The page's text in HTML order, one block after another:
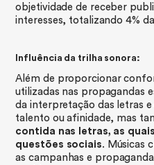
objetividade de receber
interesses, totalizando 4%
Influência da trilha sonora:
Além de proporcionar
utilizadas nas propagandas
da interpretação das letras
talento ou afinidade, mas
contida nas letras, as
questões sociais. Músicas
as campanhas e